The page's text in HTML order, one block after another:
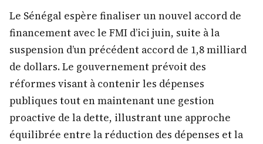
Le Sénégal espère finaliser un nouvel accord de
financement avec le FMI d’ici juin, suite à la
suspension d’un précédent accord de 1,8 milliard
de dollars. Le gouvernement prévoit des
réformes visant à contenir les dépenses
publiques tout en maintenant une gestion
proactive de la dette, illustrant une approche
équilibrée entre la réduction des dépenses et la